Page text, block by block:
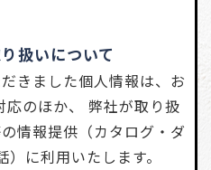
扱いについて
きました個人情報は、お
のほか、 弊社が取り扱
情報提供（カタログ・ダ
に利用いたします。